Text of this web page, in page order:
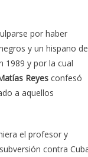
por haber
y un hispano de
1989 y por la cual
Reyes confesó
a aquellos
el profesor y
contra